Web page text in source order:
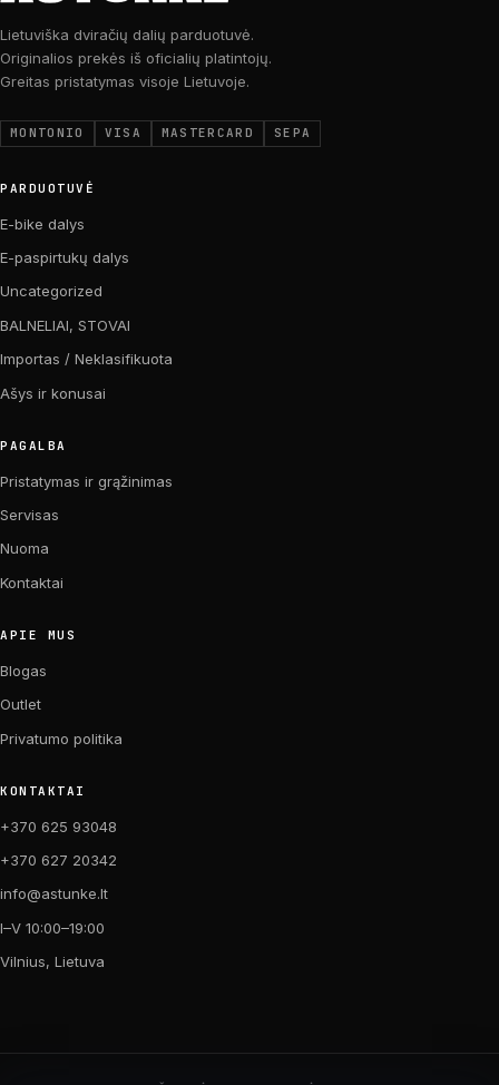
Lietuviška dviračių dalių parduotuvė.
Originalios prekės iš oficialių platintojų.
Greitas pristatymas visoje Lietuvoje.
MONTONIO VISA MASTERCARD SEPA
PARDUOTUVĖ
E-bike dalys
E-paspirtukų dalys
Uncategorized
BALNELIAI, STOVAI
Importas / Neklasifikuota
Ašys ir konusai
PAGALBA
Pristatymas ir grąžinimas
Servisas
Nuoma
Kontaktai
APIE MUS
Blogas
Outlet
Privatumo politika
KONTAKTAI
+370 625 93048
+370 627 20342
info@astunke.lt
I–V 10:00–19:00
Vilnius, Lietuva